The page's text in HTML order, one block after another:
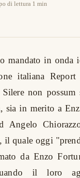
di lettura 1 min
mandato in onda
italiana Report
non possum
sia in merito a
Angelo
il quale oggi
da Enzo
il loro